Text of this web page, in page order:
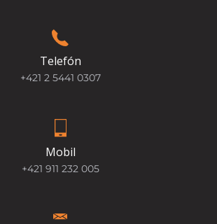
Telefón
+421 2 5441 0307
Mobil
+421 911 232 005